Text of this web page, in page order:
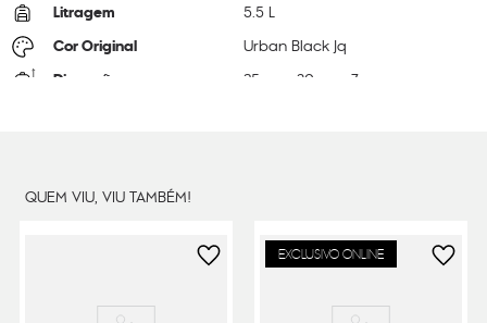
Litragem 5.5 L
Cor Original Urban Black Jq
Dimensões 25 30 7
QUEM VIU, VIU TAMBÉM!
EXCLUSIVO ONLINE